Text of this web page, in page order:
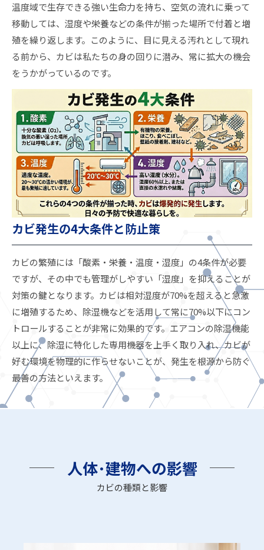
温度域で生存できる強い生命力を持ち、空気の流れに乗って
移動しては、湿度や栄養などの条件が揃った場所で付着と増
殖を繰り返します。このように、目に見える汚れとして現れ
る前から、カビは私たちの身の回りに潜み、常に拡大の機会
をうかがっているのです。
カビ発生の4大条件と防止策
カビの繁殖には「酸素・栄養・温度・湿度」の4条件が必要
ですが、その中でも管理がしやすい「湿度」を抑えることが
対策の鍵となります。カビは相対湿度が70%を超えると急激
に増殖するため、除湿機などを活用して常に70%以下にコン
トロールすることが非常に効果的です。エアコンの除湿機能
以上に、除湿に特化した専用機器を上手く取り入れ、カビが
好む環境を物理的に作らせないことが、発生を根源から防ぐ
最善の方法といえます。
人体･建物への影響
カビの種類と影響